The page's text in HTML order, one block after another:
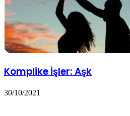
Komplike İşler: Aşk
30/10/2021